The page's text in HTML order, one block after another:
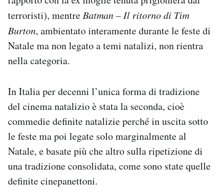
terroristi), mentre Batman – Il ritorno di Tim
Burton, ambientato interamente durante le feste di
Natale ma non legato a temi natalizi, non rientra
nella categoria.
In Italia per decenni l’unica forma di tradizione
del cinema natalizio è stata la seconda, cioè
commedie definite natalizie perché in uscita sotto
le feste ma poi legate solo marginalmente al
Natale, e basate più che altro sulla ripetizione di
una tradizione consolidata, come sono state quelle
definite cinepanettoni.